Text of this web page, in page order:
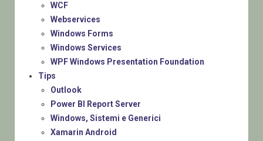
WCF
Webservices
Windows Forms
Windows Services
WPF Windows Presentation Foundation
Tips
Outlook
Power BI Report Server
Windows, Sistemi e Generici
Xamarin Android